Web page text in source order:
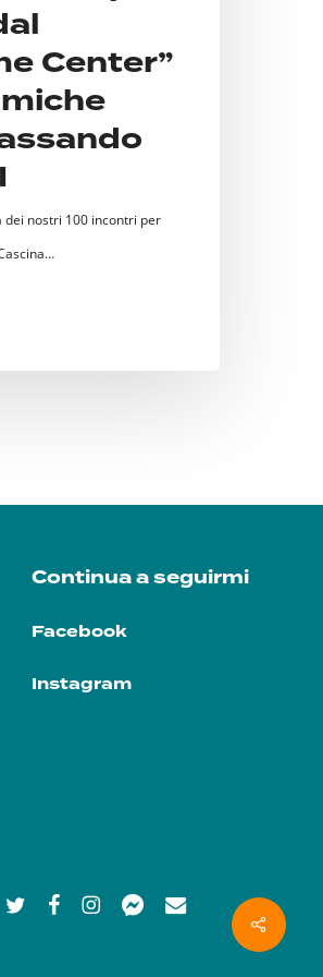
Center”
nostri 100 incontri per
Continua a seguirmi
Facebook
Instagram
Share
twitterfacebookinstagrammessenger
email